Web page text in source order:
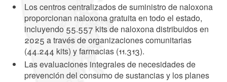
Los centros centralizados de suministro de naloxona
proporcionan naloxona gratuita en todo el estado,
incluyendo 55.557 kits de naloxona distribuidos en
2025 a través de organizaciones comunitarias
(44.244 kits) y farmacias (11.313).
Las evaluaciones integrales de necesidades de
prevención del consumo de sustancias y los planes